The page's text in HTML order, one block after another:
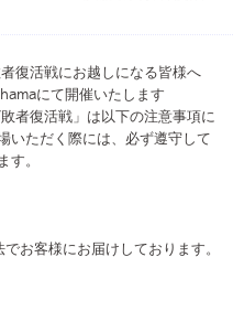
お越しになる皆様へ
際には、必ず遵守して
にお届けしております。
持ちの上お越しくださ
。
行はいたしかねます。